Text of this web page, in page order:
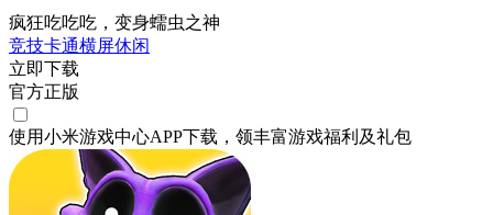
疯狂吃吃吃，变身蠕虫之神
竞技卡通横屏休闲
立即下载
官方正版
使用小米游戏中心APP下载 ，领丰富游戏福利 及礼包